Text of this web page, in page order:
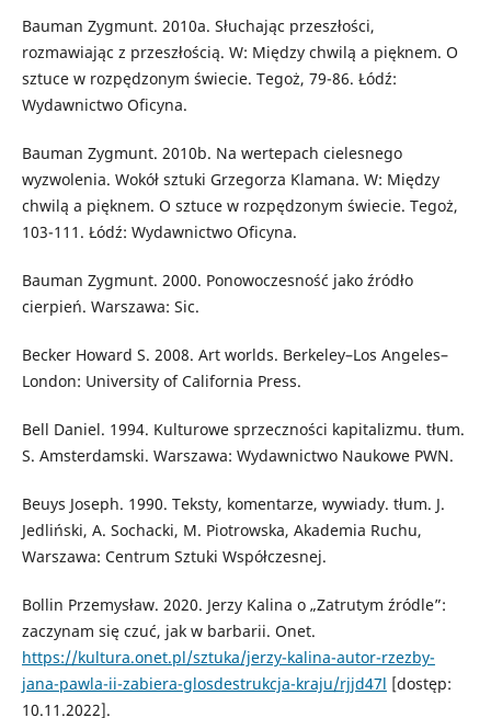
Bauman Zygmunt. 2010a. Słuchając przeszłości,
rozmawiając z przeszłością. W: Między chwilą a pięknem. O
sztuce w rozpędzonym świecie. Tegoż, 79-86. Łódź:
Wydawnictwo Oficyna.
Bauman Zygmunt. 2010b. Na wertepach cielesnego
wyzwolenia. Wokół sztuki Grzegorza Klamana. W: Między
chwilą a pięknem. O sztuce w rozpędzonym świecie. Tegoż,
103-111. Łódź: Wydawnictwo Oficyna.
Bauman Zygmunt. 2000. Ponowoczesność jako źródło
cierpień. Warszawa: Sic.
Becker Howard S. 2008. Art worlds. Berkeley–Los Angeles–
London: University of California Press.
Bell Daniel. 1994. Kulturowe sprzeczności kapitalizmu. tłum.
S. Amsterdamski. Warszawa: Wydawnictwo Naukowe PWN.
Beuys Joseph. 1990. Teksty, komentarze, wywiady. tłum. J.
Jedliński, A. Sochacki, M. Piotrowska, Akademia Ruchu,
Warszawa: Centrum Sztuki Współczesnej.
Bollin Przemysław. 2020. Jerzy Kalina o „Zatrutym źródle”:
zaczynam się czuć, jak w barbarii. Onet.
https://kultura.onet.pl/sztuka/jerzy-kalina-autor-rzezby-
jana-pawla-ii-zabiera-glosdestrukcja-kraju/rjjd47l [dostęp:
10.11.2022].